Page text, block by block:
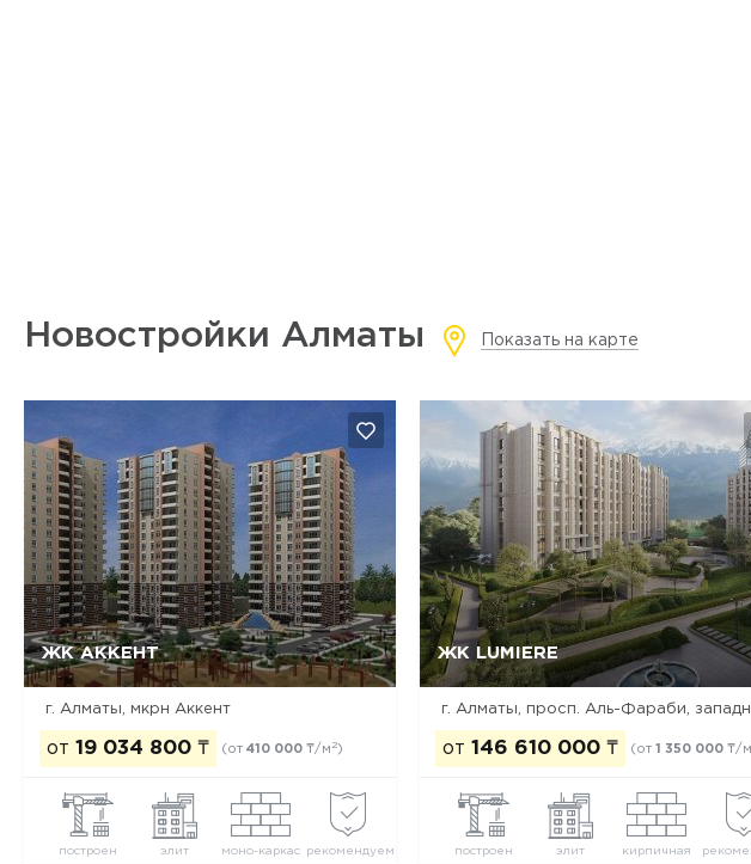
Новостройки Алматы Показать на карте
ЖК АККЕНТ
г. Алматы, мкрн Аккент
от 19 034 800 ₸ (от 410 000 ₸/м 2)
построен элит моно-каркас рекомендуем
Да, удалить Отмена ЖК LUMIERE
от 146 610 000 ₸ (от 1 350 000 ₸/м
построен элит кирпичная
Да, удалить